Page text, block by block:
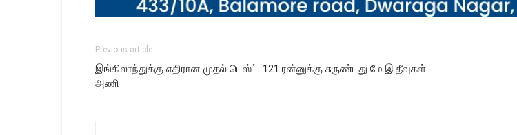
Previous article
இங்கிலாந்துக்கு எதிரான முதல் டெஸ்ட்: 121 ரன்னுக்கு சுருண்டது மே.இ.தீவுகள்
அணி